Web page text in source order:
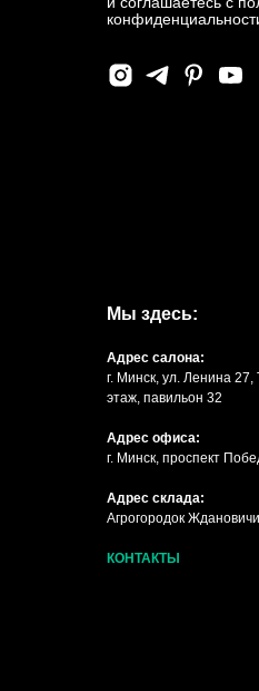
Мы здесь:
Адрес салона:
г. Минск, ул. Ленина
этаж, павильон 32
Адрес офиса:
г. Минск, проспект
Адрес склада:
Агрогородок
КОНТАКТЫ